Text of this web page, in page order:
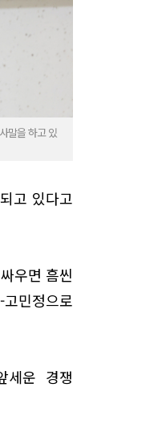
말을 하고 있
고 있다고
우면 흠씬
민정으로
세운 경쟁